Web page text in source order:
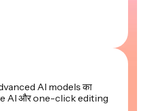
AI models का
AI और one-click editing